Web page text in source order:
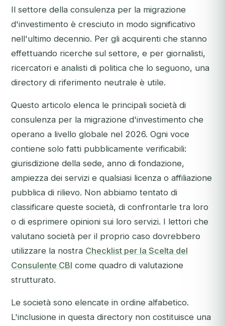
Il settore della consulenza per la migrazione
d'investimento è cresciuto in modo significativo
nell'ultimo decennio. Per gli acquirenti che stanno
effettuando ricerche sul settore, e per giornalisti,
ricercatori e analisti di politica che lo seguono, una
directory di riferimento neutrale è utile.
Questo articolo elenca le principali società di
consulenza per la migrazione d'investimento che
operano a livello globale nel 2026. Ogni voce
contiene solo fatti pubblicamente verificabili:
giurisdizione della sede, anno di fondazione,
ampiezza dei servizi e qualsiasi licenza o affiliazione
pubblica di rilievo. Non abbiamo tentato di
classificare queste società, di confrontarle tra loro
o di esprimere opinioni sui loro servizi. I lettori che
valutano società per il proprio caso dovrebbero
utilizzare la nostra Checklist per la Scelta del
Consulente CBI come quadro di valutazione
strutturato.
Le società sono elencate in ordine alfabetico.
L'inclusione in questa directory non costituisce una